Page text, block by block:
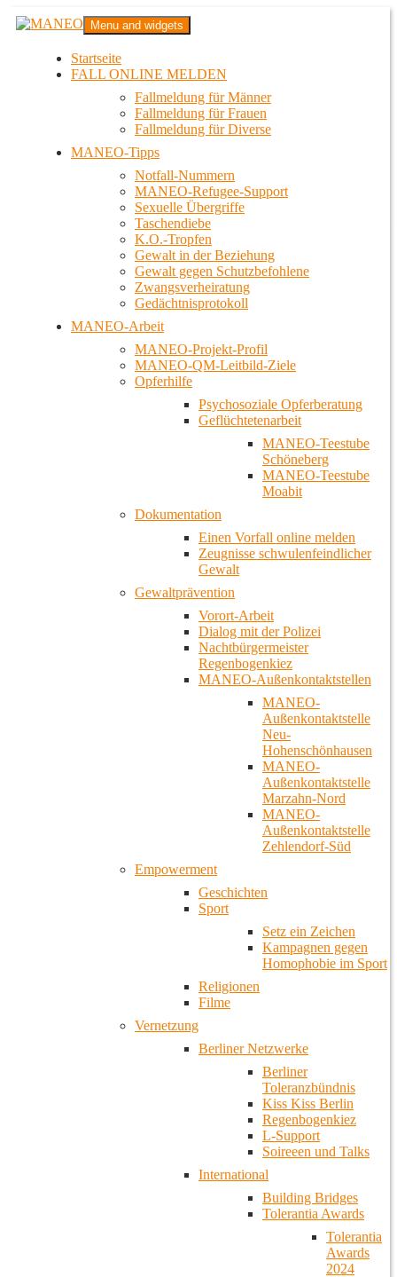
Zum
InhaltMANEO
Das schwule Anti-Gewalt-Projekt in Berlin
Menu and widgets
Startseite
FALL ONLINE MELDEN
Fallmeldung für Männer
Fallmeldung für Frauen
Fallmeldung für Diverse
MANEO-Tipps
Notfall-Nummern
MANEO-Refugee-Support
Sexuelle Übergriffe
Taschendiebe
K.O.-Tropfen
Gewalt in der Beziehung
Gewalt gegen Schutzbefohlene
Zwangsverheiratung
Gedächtnisprotokoll
MANEO-Arbeit
MANEO-Projekt-Profil
MANEO-QM-Leitbild-Ziele
Opferhilfe
Psychosoziale Opferberatung
Geflüchtetenarbeit
MANEO-Teestube
Schöneberg
MANEO-Teestube
Moabit
Dokumentation
Einen Vorfall online melden
Zeugnisse schwulenfeindlicher
Gewalt
Gewaltprävention
Vorort-Arbeit
Dialog mit der Polizei
Nachtbürgermeister
Regenbogenkiez
MANEO-Außenkontaktstellen
MANEO-
Außenkontaktstelle
Neu-
Hohenschönhausen
MANEO-
Außenkontaktstelle
Marzahn-Nord
MANEO-
Außenkontaktstelle
Zehlendorf-Süd
Empowerment
Geschichten
Sport
Setz ein Zeichen
Kampagnen gegen
Homophobie im Sport
Religionen
Filme
Vernetzung
Berliner Netzwerke
Berliner
Toleranzbündnis
Kiss Kiss Berlin
Regenbogenkiez
L-Support
Soireeen und Talks
International
Building Bridges
Tolerantia Awards
Tolerantia
Awards
2024